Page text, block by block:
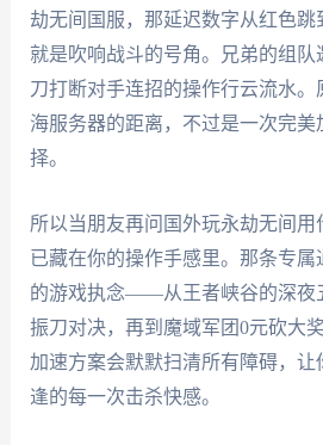
劫无间国服，那延迟数字从红色跳
就是吹响战斗的号角。兄弟的组
刀打断对手连招的操作行云流水。
海服务器的距离，不过是一次完
择。
所以当朋友再问国外玩永劫无间
已藏在你的操作手感里。那条专
的游戏执念——从王者峡谷的深夜
振刀对决，再到魔域军团0元砍大
加速方案会默默扫清所有障碍，让
逢的每一次击杀快感。